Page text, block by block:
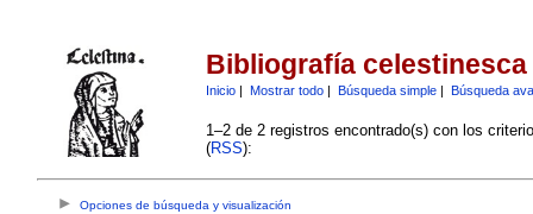
Bibliografía celestinesca
Inicio| Mostrar todo| Búsqueda simple| Búsqueda
1–2 de 2 registros encontrado(s) con los
(RSS):
Opciones de búsqueda y visualización